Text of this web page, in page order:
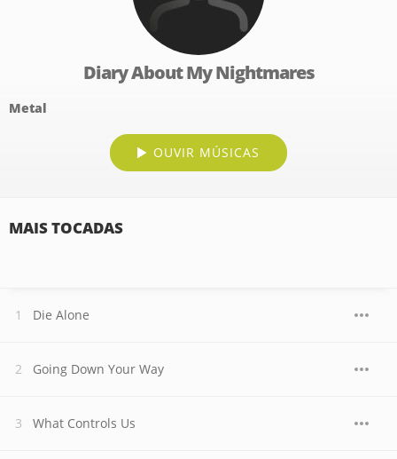
Diary About My Nightmares
Metal
OUVIR MÚSICAS
MAIS TOCADAS
Die Alone
Going Down Your Way
What Controls Us